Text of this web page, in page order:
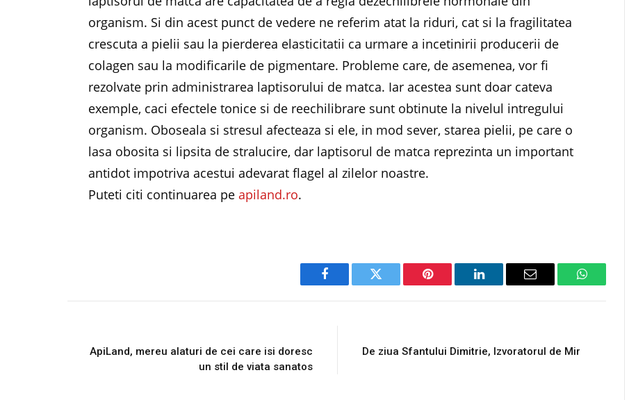
organism. Si din acest punct de vedere ne referim atat la riduri, cat si la fragilitatea
crescuta a pielii sau la pierderea elasticitatii ca urmare a incetinirii producerii de
colagen sau la modificarile de pigmentare. Probleme care, de asemenea, vor fi
rezolvate prin administrarea laptisorului de matca. Iar acestea sunt doar cateva
exemple, caci efectele tonice si de reechilibrare sunt obtinute la nivelul intregului
organism. Oboseala si stresul afecteaza si ele, in mod sever, starea pielii, pe care o
lasa obosita si lipsita de stralucire, dar laptisorul de matca reprezinta un important
antidot impotriva acestui adevarat flagel al zilelor noastre.
Puteti citi continuarea peapiland.ro.
Facebook Twitter Pinterest LinkedIn Email WhatsApp
ApiLand, mereu alaturi de cei care isi doresc
un stil de viata sanatos
De ziua Sfantului Dimitrie, Izvoratorul de Mir